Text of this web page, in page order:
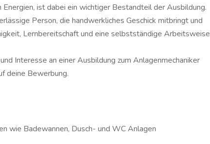
Energien, ist dabei ein wichtiger Bestandteil der Ausbildung.
Person, die handwerkliches Geschick mitbringt und
Lernbereitschaft und eine selbstständige Arbeitsweise
Interesse an einer Ausbildung zum Anlagenmechaniker
deine Bewerbung.
wie Badewannen, Dusch- und WC Anlagen